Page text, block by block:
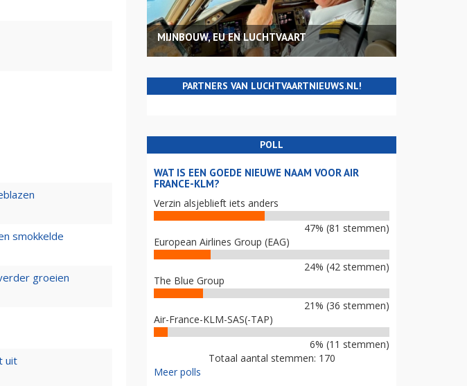
smokkelde
groeien
uit
MIJNBOUW, EU EN LUCHTVAART
PARTNERS VAN LUCHTVAARTNIEUWS.NL!
POLL
WAT IS EEN GOEDE NIEUWE NAAM VOOR AIR
FRANCE-KLM?
Verzin alsjeblieft iets anders
47% (81 stemmen)
European Airlines Group (EAG)
24% (42 stemmen)
The Blue Group
21% (36 stemmen)
Air-France-KLM-SAS(-TAP)
6% (11 stemmen)
Totaal aantal stemmen: 170
Meer polls